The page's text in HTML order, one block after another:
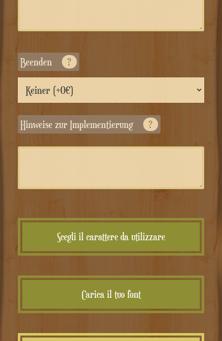
Beenden ?
Hinweise zur Implementierung ?
Scegli il carattere da utilizzare
Carica il tuo font